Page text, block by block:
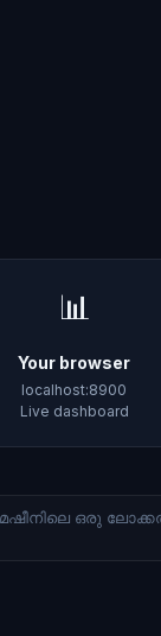
📊
Your browser
localhost:8900
Live dashboard
ഒരു